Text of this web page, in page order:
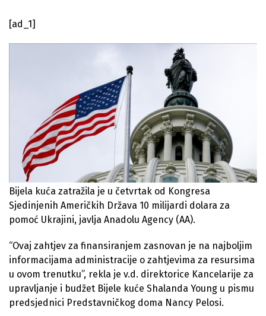
[ad_1]
Bijela kuća zatražila je u četvrtak od Kongresa
Sjedinjenih Američkih Država 10 milijardi dolara za
pomoć Ukrajini, javlja Anadolu Agency (AA).
“Ovaj zahtjev za finansiranjem zasnovan je na najboljim
informacijama administracije o zahtjevima za resursima
u ovom trenutku”, rekla je v.d. direktorice Kancelarije za
upravljanje i budžet Bijele kuće Shalanda Young u pismu
predsjednici Predstavničkog doma Nancy Pelosi.